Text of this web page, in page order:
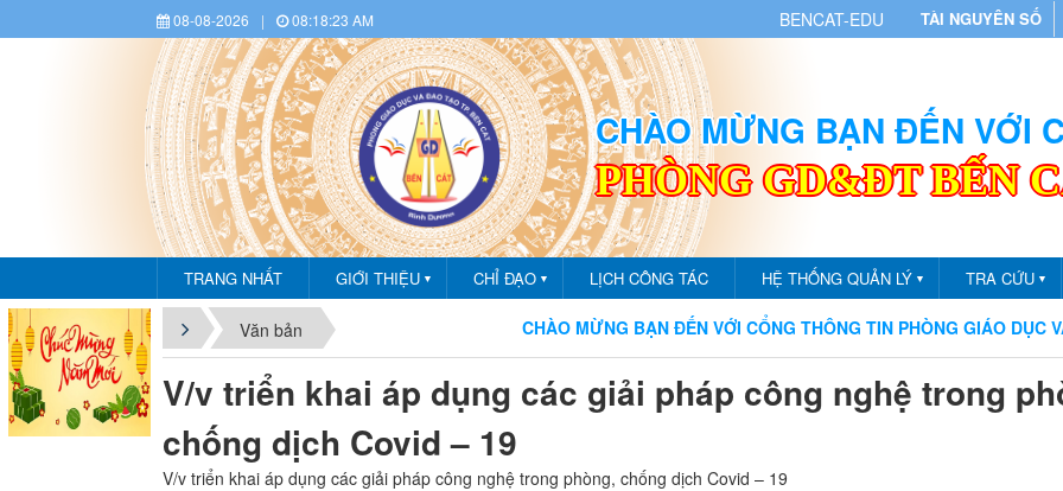
08-08-2026 | 08:18:23 AM BENCAT-EDU TÀI NGUYÊN SỐ
CHÀO MỪNG BẠN ĐẾN VỚI
PHÒNG GD&ĐT BẾN
TRANG NHẤT GIỚI THIỆU ▼ CHỈ ĐẠO ▼ LỊCH CÔNG TÁC HỆ THỐNG QUẢN LÝ ▼ TRA CỨU ▼
Văn bản CHÀO MỪNG BẠN ĐẾN VỚI CỔNG THÔNG TIN PHÒNG GIÁO DỤC VÀ ĐÀO
V/v triển khai áp dụng các giải pháp công nghệ trong
chống dịch Covid – 19
V/v triển khai áp dụng các giải pháp công nghệ trong phòng, chống dịch Covid – 19